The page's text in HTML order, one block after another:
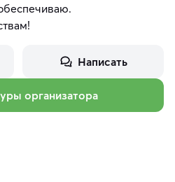
Написать
организатора